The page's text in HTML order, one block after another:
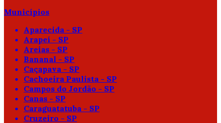
Municípios
Aparecida - SP
Arapeí - SP
Areias - SP
Bananal - SP
Caçapava - SP
Cachoeira Paulista - SP
Campos do Jordão - SP
Canas - SP
Caraguatatuba - SP
Cruzeiro - SP